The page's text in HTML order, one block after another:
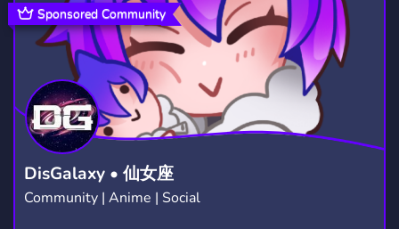
COMMUNITY18,671 FORTNITE 1,924
SFW1,055 ROLEPLAY 5,287 YOUTUBER530
GAMES3,725 SHITPOST170
COMUNIDADE 958 FIVEM2,015
PROMOTE112 MINECRAFT
SHOP443 STAFF114
DisGalaxy • 仙女座
Community | Anime | Social
Sponsored Community